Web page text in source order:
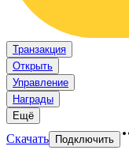
Транзакция
Открыть
Управление
Награды
Ещё
Скачать Подключить